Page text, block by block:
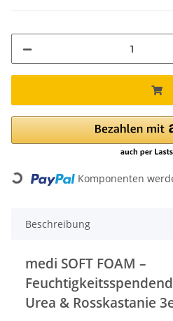
Loading... Komponenten
Beschreibung
medi SOFT FOAM –
Urea & Rosskastanie